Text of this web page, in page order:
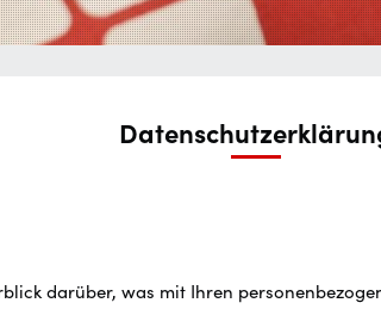
darüber, was mit Ihren